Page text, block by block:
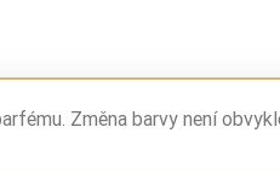
Změna barvy není